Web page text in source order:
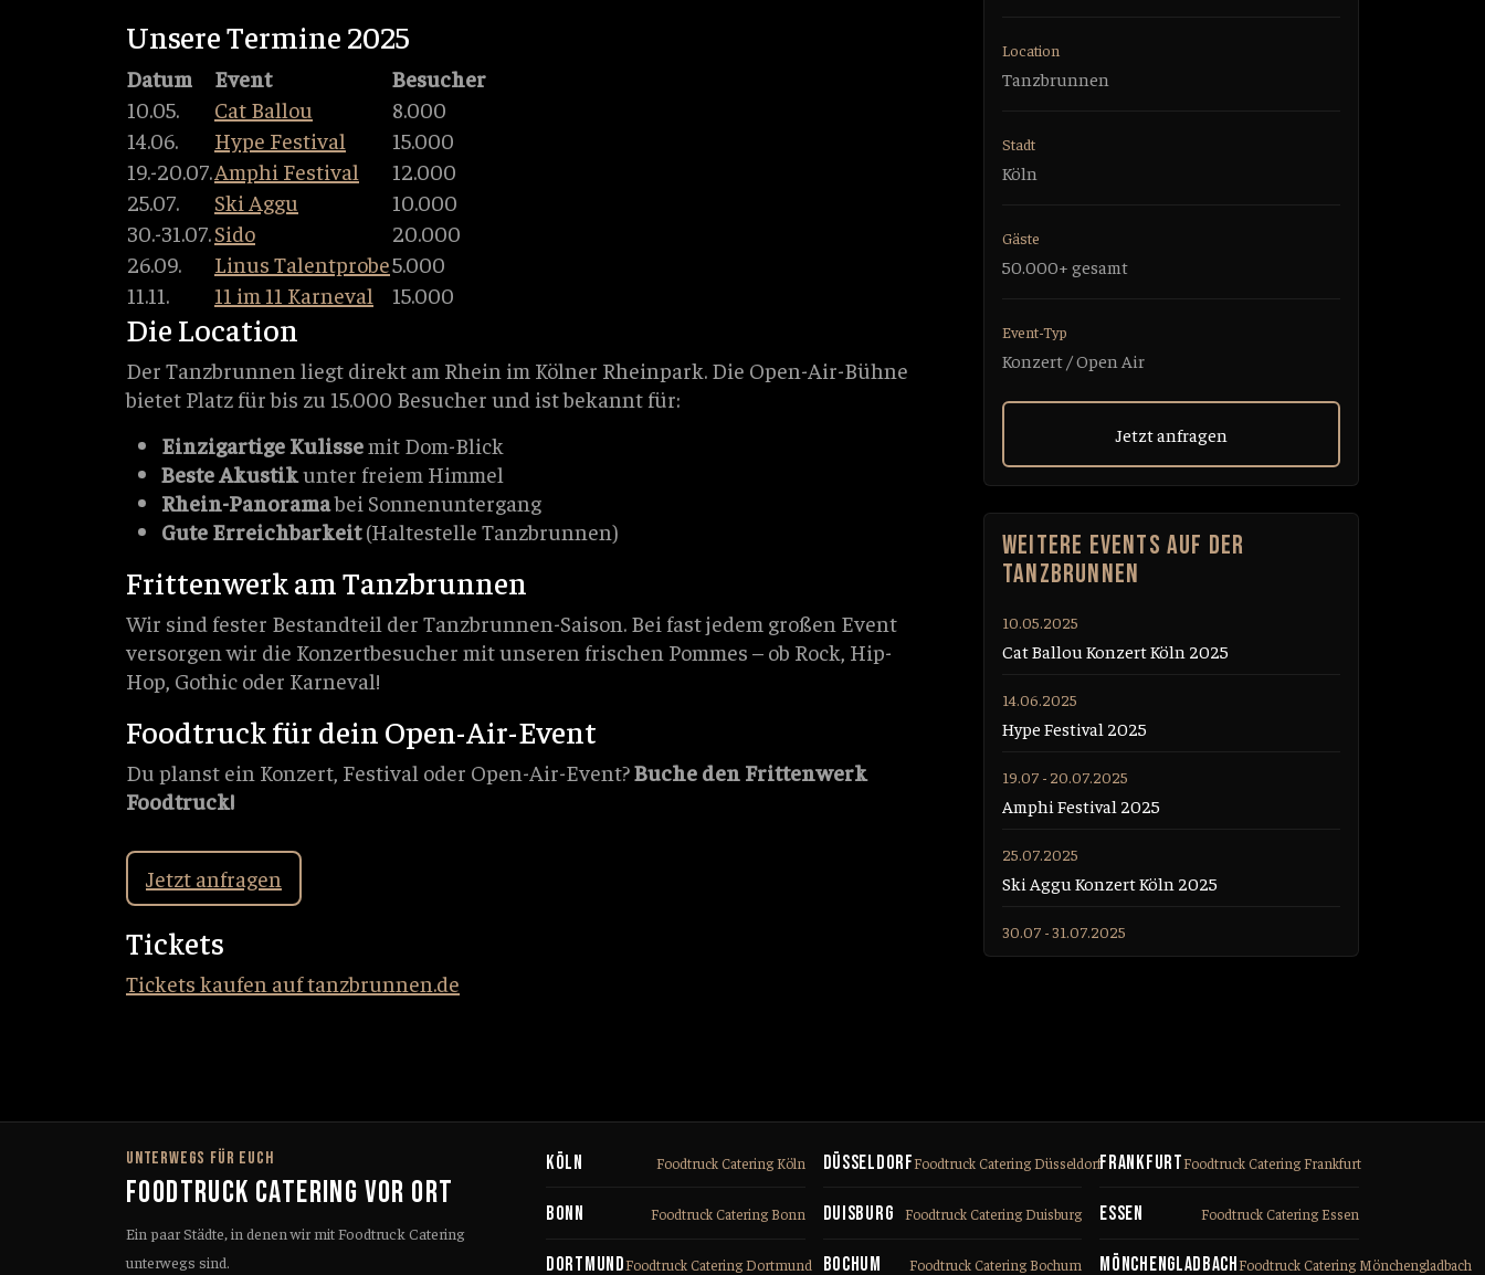
Unsere Termine 2025
Datum Event
Besucher
10.05.
Cat Ballou
8.000
14.06.
Hype Festival
15.000
19.-20.07.Amphi Festival
12.000
25.07.
Ski Aggu
10.000
30.-31.07.Sido
20.000
26.09.
Linus Talentprobe5.000
11.11.
11 im 11 Karneval 15.000
Die Location
Der Tanzbrunnen liegt direkt am Rhein im Kölner Rheinpark. Die Open-Air-Bühne
bietet Platz für bis zu 15.000 Besucher und ist bekannt für:
Einzigartige Kulissemit Dom-Blick
Beste Akustik unter freiem Himmel
Rhein-Panoramabei Sonnenuntergang
Gute Erreichbarkeit(Haltestelle Tanzbrunnen)
Frittenwerk am Tanzbrunnen
Wir sind fester Bestandteil der Tanzbrunnen-Saison. Bei fast jedem großen Event
versorgen wir die Konzertbesucher mit unseren frischen Pommes – ob Rock, Hip-
Hop, Gothic oder Karneval!
Foodtruck für dein Open-Air-Event
Du planst ein Konzert, Festival oder Open-Air-Event?Buche den Frittenwerk
Foodtruck!
Jetzt anfragen
Tickets
Tickets kaufen auf tanzbrunnen.de
Location
Tanzbrunnen
Stadt
Köln
Gäste
50.000+ gesamt
Event-Typ
Konzert / Open Air
Jetzt anfragen
WEITERE EVENTS AUF DER
TANZBRUNNEN
10.05.2025
Cat Ballou Konzert Köln 2025
14.06.2025
Hype Festival 2025
19.07 - 20.07.2025
Amphi Festival 2025
25.07.2025
Ski Aggu Konzert Köln 2025
30.07 - 31.07.2025
Sido Konzert Köln 2025
UNTERWEGS FÜR EUCH
FOODTRUCK CATERING VOR ORT
Ein paar Städte, in denen wir mit Foodtruck Catering
unterwegs sind.
Köln Foodtruck Catering Köln DüsseldorfFoodtruck Catering DüsseldorfFrankfurtFoodtruck Catering Frankfurt
Bonn Foodtruck Catering Bonn Duisburg Foodtruck Catering Duisburg Essen Foodtruck Catering Essen
DortmundFoodtruck Catering Dortmund Bochum Foodtruck Catering Bochum Mönchengladbach Foodtruck Catering Mönchengladbach